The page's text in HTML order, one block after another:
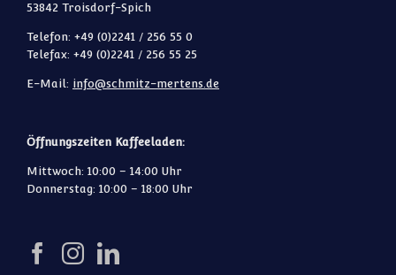
53842 Troisdorf-Spich
Telefon: +49 (0)2241 / 256 55 0
Telefax: +49 (0)2241 / 256 55 25
E-Mail: info@schmitz-mertens.de
Öffnungszeiten Kaffeeladen:
Mittwoch: 10:00 – 14:00 Uhr
Donnerstag: 10:00 – 18:00 Uhr